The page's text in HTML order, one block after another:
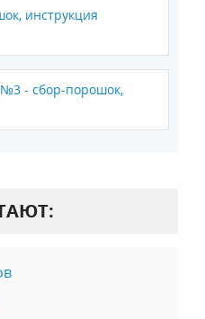
инструкция
- сбор-порошок,